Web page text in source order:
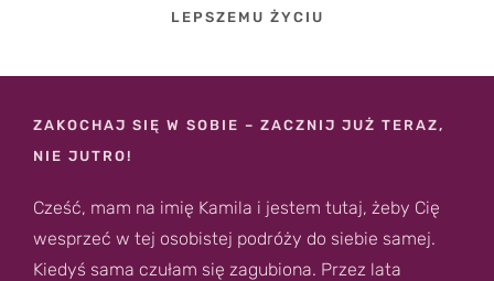
LEPSZEMU ŻYCIU
ZAKOCHAJ SIĘ W SOBIE – ZACZNIJ JUŻ TERAZ,
NIE JUTRO!
Cześć, mam na imię Kamila i jestem tutaj, żeby Cię
wesprzeć w tej osobistej podróży do siebie samej.
Kiedyś sama czułam się zagubiona. Przez lata